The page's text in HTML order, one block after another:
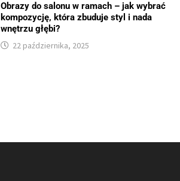
Obrazy do salonu w ramach – jak wybrać
kompozycję, która zbuduje styl i nada
wnętrzu głębi?
22 października, 2025